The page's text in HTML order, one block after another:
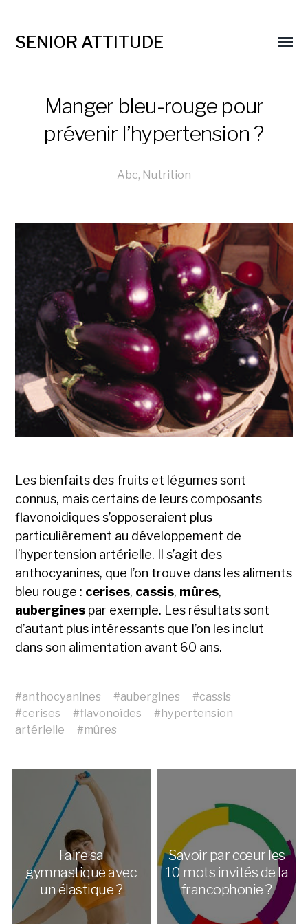
SENIOR ATTITUDE
Manger bleu-rouge pour
prévenir l’hypertension ?
Abc, Nutrition
Les bienfaits des fruits et légumes sont
connus, mais certains de leurs composants
flavonoidiques s’opposeraient plus
particulièrement au développement de
l’hypertension artérielle. Il s’agit des
anthocyanines, que l’on trouve dans les aliments
bleu rouge : cerises, cassis, mûres,
aubergines par exemple. Les résultats sont
d’autant plus intéressants que l’on les inclut
dans son alimentation avant 60 ans.
#anthocyanines #aubergines #cassis
#cerises #flavonoïdes #hypertension
artérielle
#mûres
Faire sa
gymnastique avec
un élastique ?
Savoir par cœur les
10 mots invités de la
francophonie ?